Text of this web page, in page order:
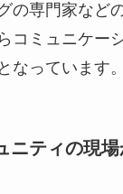
の専門家など
コミュニケー
なっています。
ニティの現